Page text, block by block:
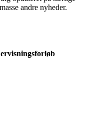
andre nyheder.